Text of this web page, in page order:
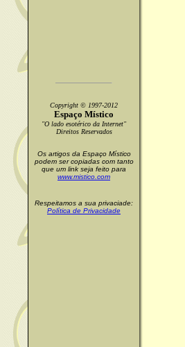
Copyright © 1997-2012
Espaço Místico
"O lado esotérico da Internet"
Direitos Reservados
Os artigos da Espaço Místico
podem ser copiadas com tanto
que um link seja feito para
www.mistico.com
Respeitamos a sua privaciade:
Política de Privacidade